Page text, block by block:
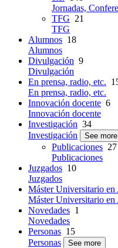
Jornadas,
TFG 21
TFG
Alumnos 18
Alumnos
Divulgación 9
Divulgación
En prensa, radio, etc.
En prensa, radio, etc.
Innovación docente 6
Innovación docente
Investigación 34
Investigación
See more
Publicaciones 27
Publicaciones
Juzgados 10
Juzgados
Máster Universitario
Máster Universitario
Novedades 1
Novedades
Personas 15
Personas
See more